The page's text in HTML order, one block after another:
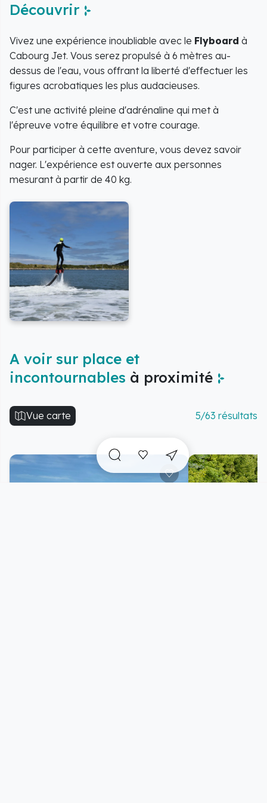
Découvrir
Vivez une expérience inoubliable avec le Flyboard à
Cabourg Jet. Vous serez propulsé à 6 mètres au-
dessus de l'eau, vous offrant la liberté d'effectuer les
figures acrobatiques les plus audacieuses.
C'est une activité pleine d'adrénaline qui met à
l'épreuve votre équilibre et votre courage.
Pour participer à cette aventure, vous devez savoir
nager. L'expérience est ouverte aux personnes
mesurant à partir de 40 kg.
A voir sur place et
incontournables à proximité
Vue carte 5/63 résultats